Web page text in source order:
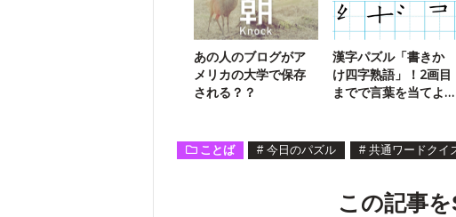
あの人のブログがア
メリカの大学で保存
される？？
漢字パズル「書きか
け四字熟語」！2画目
までで言葉を当てよ
ことば # 今日のパズル # 共通ワードクイ
この記事